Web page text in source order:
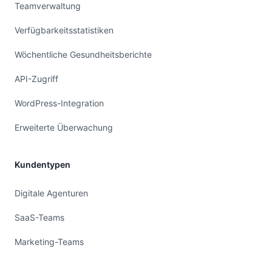
Teamverwaltung
Verfügbarkeitsstatistiken
Wöchentliche Gesundheitsberichte
API-Zugriff
WordPress-Integration
Erweiterte Überwachung
Kundentypen
Digitale Agenturen
SaaS-Teams
Marketing-Teams